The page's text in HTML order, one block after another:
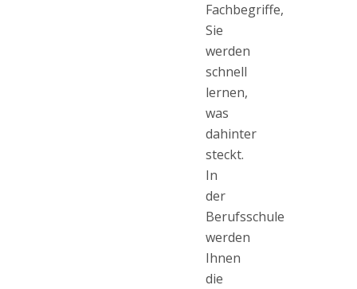
Fachbegriffe,
Sie
werden
schnell
lernen,
was
dahinter
steckt.
In
der
Berufsschule
werden
Ihnen
die